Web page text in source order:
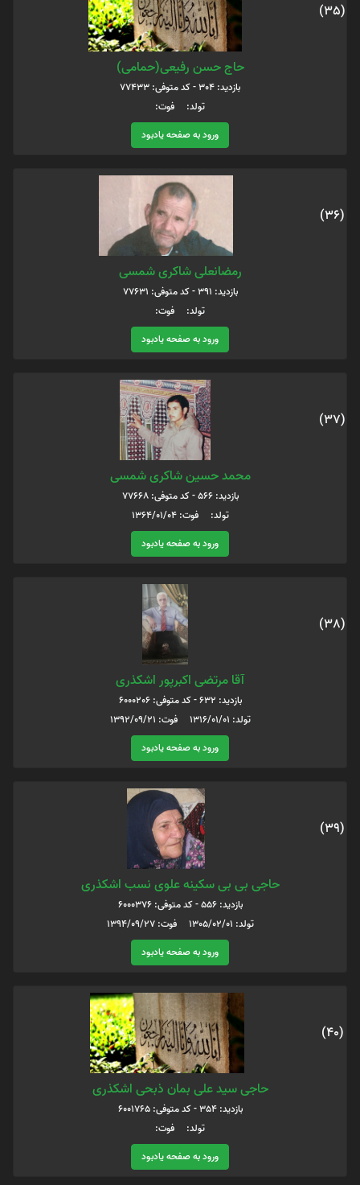
(35)
حاج حسن رفیعی(حمامی)
بازدید: 304 - کد متوفی: 77433
تولد: فوت:
ورود به صفحه یادبود
(36)
رمضانعلی شاکری شمسی
بازدید: 391 - کد متوفی: 77631
تولد: فوت:
ورود به صفحه یادبود
(37)
محمد حسین شاکری شمسی
بازدید: 566 - کد متوفی: 77668
تولد: فوت: 1364/01/04
ورود به صفحه یادبود
(38)
آقا مرتضی اکبرپور اشکذری
بازدید: 632 - کد متوفی: 6000206
تولد: 1316/01/01 فوت: 1392/09/21
ورود به صفحه یادبود
(39)
حاجی بی بی سکینه علوی نسب اشکذری
بازدید: 556 - کد متوفی: 6000376
تولد: 1305/02/01 فوت: 1394/09/27
ورود به صفحه یادبود
(40)
حاجی سید علی بمان ذبحی اشکذری
بازدید: 354 - کد متوفی: 6001765
تولد: فوت:
ورود به صفحه یادبود